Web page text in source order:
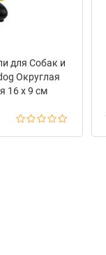
для Собак и
Округлая
16 х 9 см